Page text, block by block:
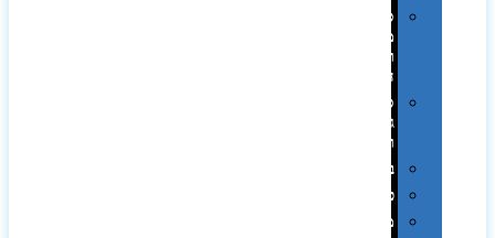
סביבת
מחשב
וציוד
היקפי
סוללות
גיבוי
ומטענים
ביגוד
כובעים
מגבות